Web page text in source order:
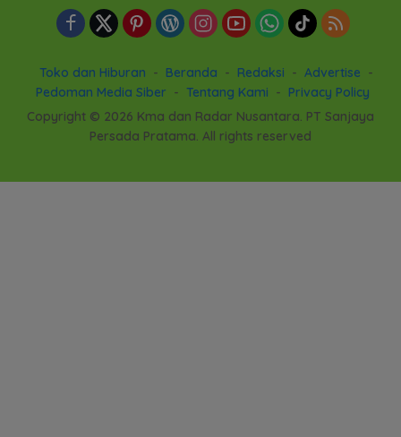
Toko dan Hiburan Beranda Redaksi
Advertise
Pedoman Media Siber
Tentang Kami
Privacy Policy
Copyright © 2026 Kma dan Radar Nusantara. PT Sanjaya
Persada Pratama. All rights reserved